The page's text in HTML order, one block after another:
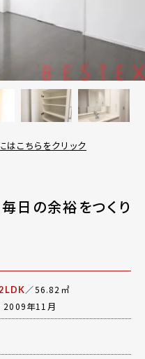
こちらをクリック
日の余裕をつくり
／56.82㎡
2009年11月